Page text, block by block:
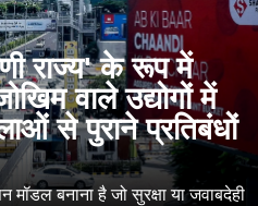
राज्य' के रूप में
वाले उद्योगों में
से पुराने प्रतिबंधों
बनाना है जो सुरक्षा या जवाबदेही